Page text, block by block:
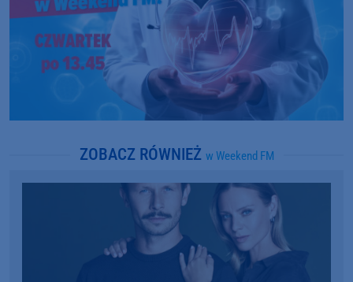
ZOBACZ RÓWNIEŻ w Weekend FM